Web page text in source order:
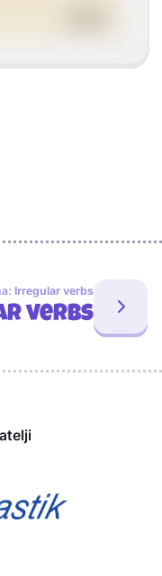
Irregular verbs
verbs